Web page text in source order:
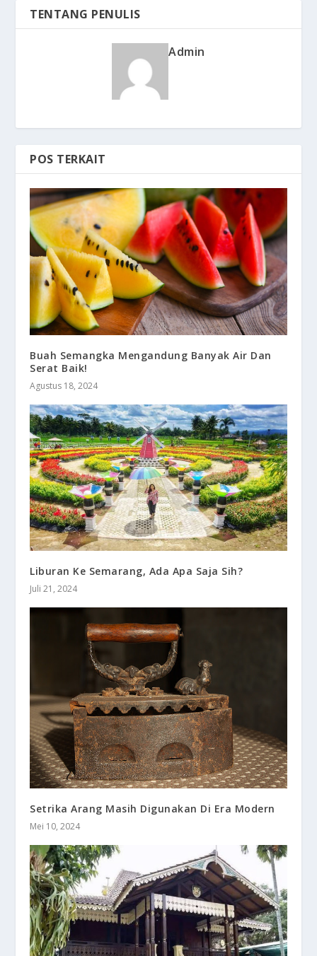
TENTANG PENULIS
Admin
POS TERKAIT
Buah Semangka Mengandung Banyak Air Dan
Serat Baik!
Agustus 18, 2024
Liburan Ke Semarang, Ada Apa Saja Sih?
Juli 21, 2024
Setrika Arang Masih Digunakan Di Era Modern
Mei 10, 2024